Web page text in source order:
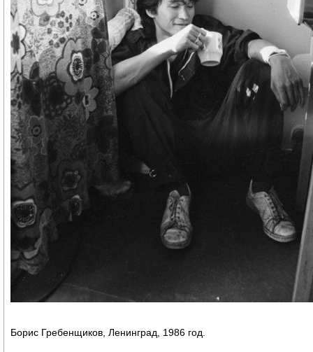
Борис Гребенщиков, Ленинград, 1986 год.